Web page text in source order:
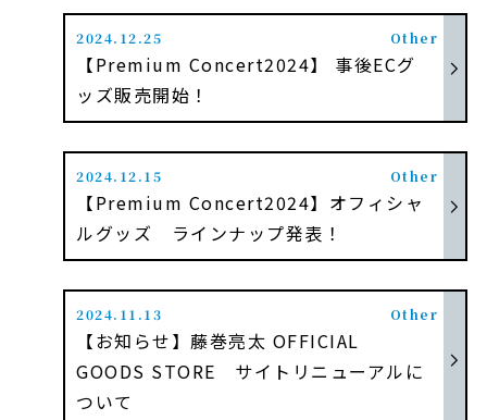
NEWS
LIVE
PROFILE
2024.12.25 Other
【Premium Concert2024】 事後ECグ
ッズ販売開始！
2024.12.15 Other
【Premium Concert2024】オフィシャ
ルグッズ ラインナップ発表！
2024.11.13 Other
【お知らせ】藤巻亮太 OFFICIAL
GOODS STORE サイトリニューアルに
ついて